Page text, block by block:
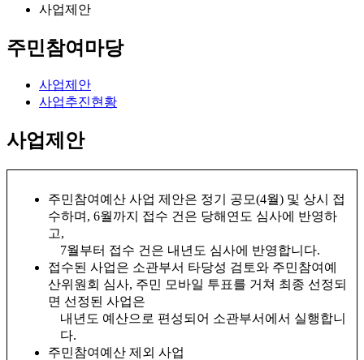
사업제안
주민참여마당
사업제안
사업추진현황
사업제안
주민참여예산 사업 제안은 정기 공모(4월) 및 상시 접
수하며, 6월까지 접수 건은 당해연도 심사에 반영하
고,
7월부터 접수 건은 내년도 심사에 반영합니다.
접수된 사업은 소관부서 타당성 검토와 주민참여예
산위원회 심사, 주민 모바일 투표를 거쳐 최종 선정되
면 선정된 사업은
내년도 예산으로 편성되어 소관부서에서 실행합니
다.
주민참여예산 제외 사업